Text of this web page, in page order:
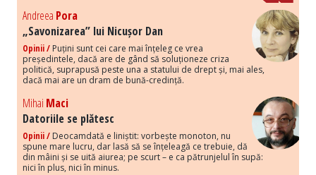
Andreea Pora
„Savonizarea” lui Nicușor Dan
Opinii / Puțini sunt cei care mai înțeleg ce vrea
președintele, dacă are de gând să soluționeze criza
politică, suprapusă peste una a statului de drept și, mai ales,
dacă mai are un dram de bună-credință.
Mihai Maci
Datoriile se plătesc
Opinii / Deocamdată e liniștit: vorbește monoton, nu
spune mare lucru, dar lasă să se înțeleagă ce trebuie, dă
din mâini și se uită aiurea; pe scurt – e ca pătrunjelul în supă:
nici în plus, nici în minus.